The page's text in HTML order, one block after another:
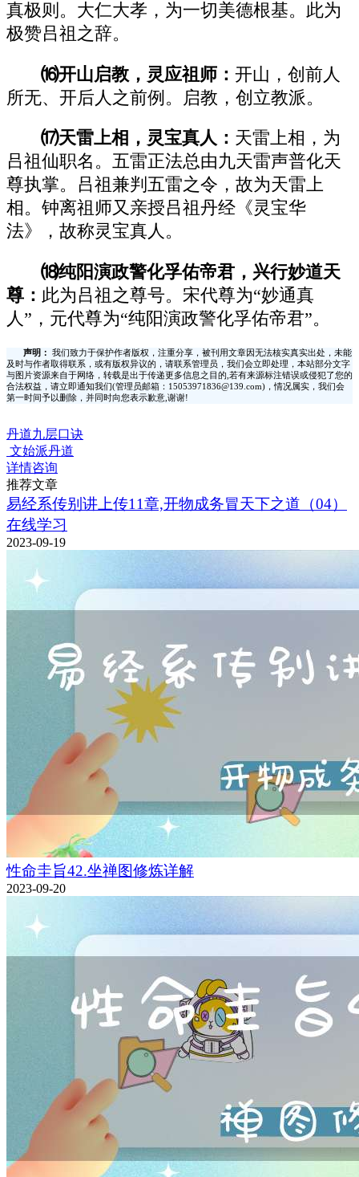
真极则。大仁大孝，为一切美德根基。此为
极赞吕祖之辞。
⒃开山启教，灵应祖师：开山，创前人
所无、开后人之前例。启教，创立教派。
⒄天雷上相，灵宝真人： 天雷上相，为
吕祖仙职名。五雷正法总由九天雷声普化天
尊执掌。吕祖兼判五雷之令，故为天雷上
相。钟离祖师又亲授吕祖丹经《灵宝华
法》，故称灵宝真人。
⒅纯阳演政警化孚佑帝君，兴行妙道天
尊： 此为吕祖之尊号。宋代尊为“妙通真
人”，元代尊为“纯阳演政警化孚佑帝君”。
声明：
我们致力于保护作者版权，注重分享，被刊用文章因无法核实真实出处，未能
及时与作者取得联系，或有版权异议的，请联系管理员，我们会立即处理，本站部分文字
与图片资源来自于网络，转载是出于传递更多信息之目的,若有来源标注错误或侵犯了您的
合法权益，请立即通知我们(管理员邮箱：15053971836@139.com)，情况属实，我们会
第一时间予以删除，并同时向您表示歉意,谢谢!
丹道九层口诀
文始派丹道
详情咨询
推荐文章
易经系传别讲上传11章,开物成务冒天下之道（04）
在线学习
2023-09-19
性命圭旨42.坐禅图修炼详解
2023-09-20